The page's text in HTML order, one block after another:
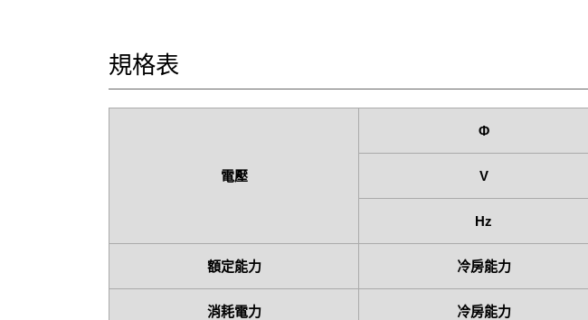
規格表
電壓
Φ
V
Hz
額定能力 冷房能力
消耗電力 冷房能力